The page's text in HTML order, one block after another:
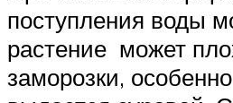
поступления воды
растение может
заморозки,